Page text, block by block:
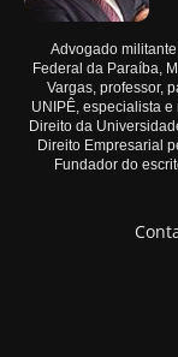
Advogado
Federal da Paraíba,
Vargas, professor,
UNIPÊ, especialista
Direito da
Direito Empresarial
Fundador do